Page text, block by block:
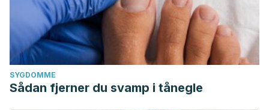
SYGDOMME
Sådan fjerner du svamp i tånegle